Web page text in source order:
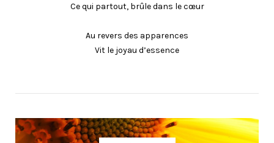
Ce qui partout, brûle dans le cœur
Au revers des apparences
Vit le joyau d’essence